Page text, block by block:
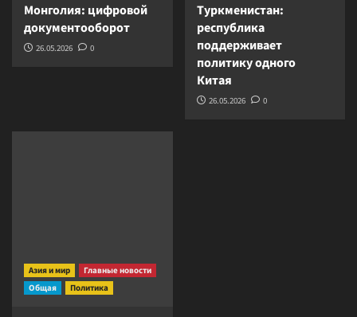
Монголия: цифровой
документооборот
26.05.2026 0
Туркменистан:
республика
поддерживает
политику одного
Китая
26.05.2026 0
Азия и мир
Главные новости
Общая
Политика